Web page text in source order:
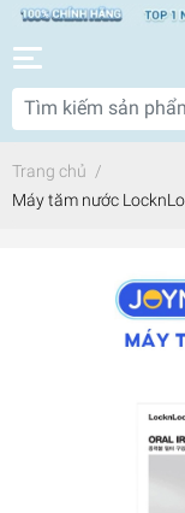
Trang chủ /
Máy tăm nước